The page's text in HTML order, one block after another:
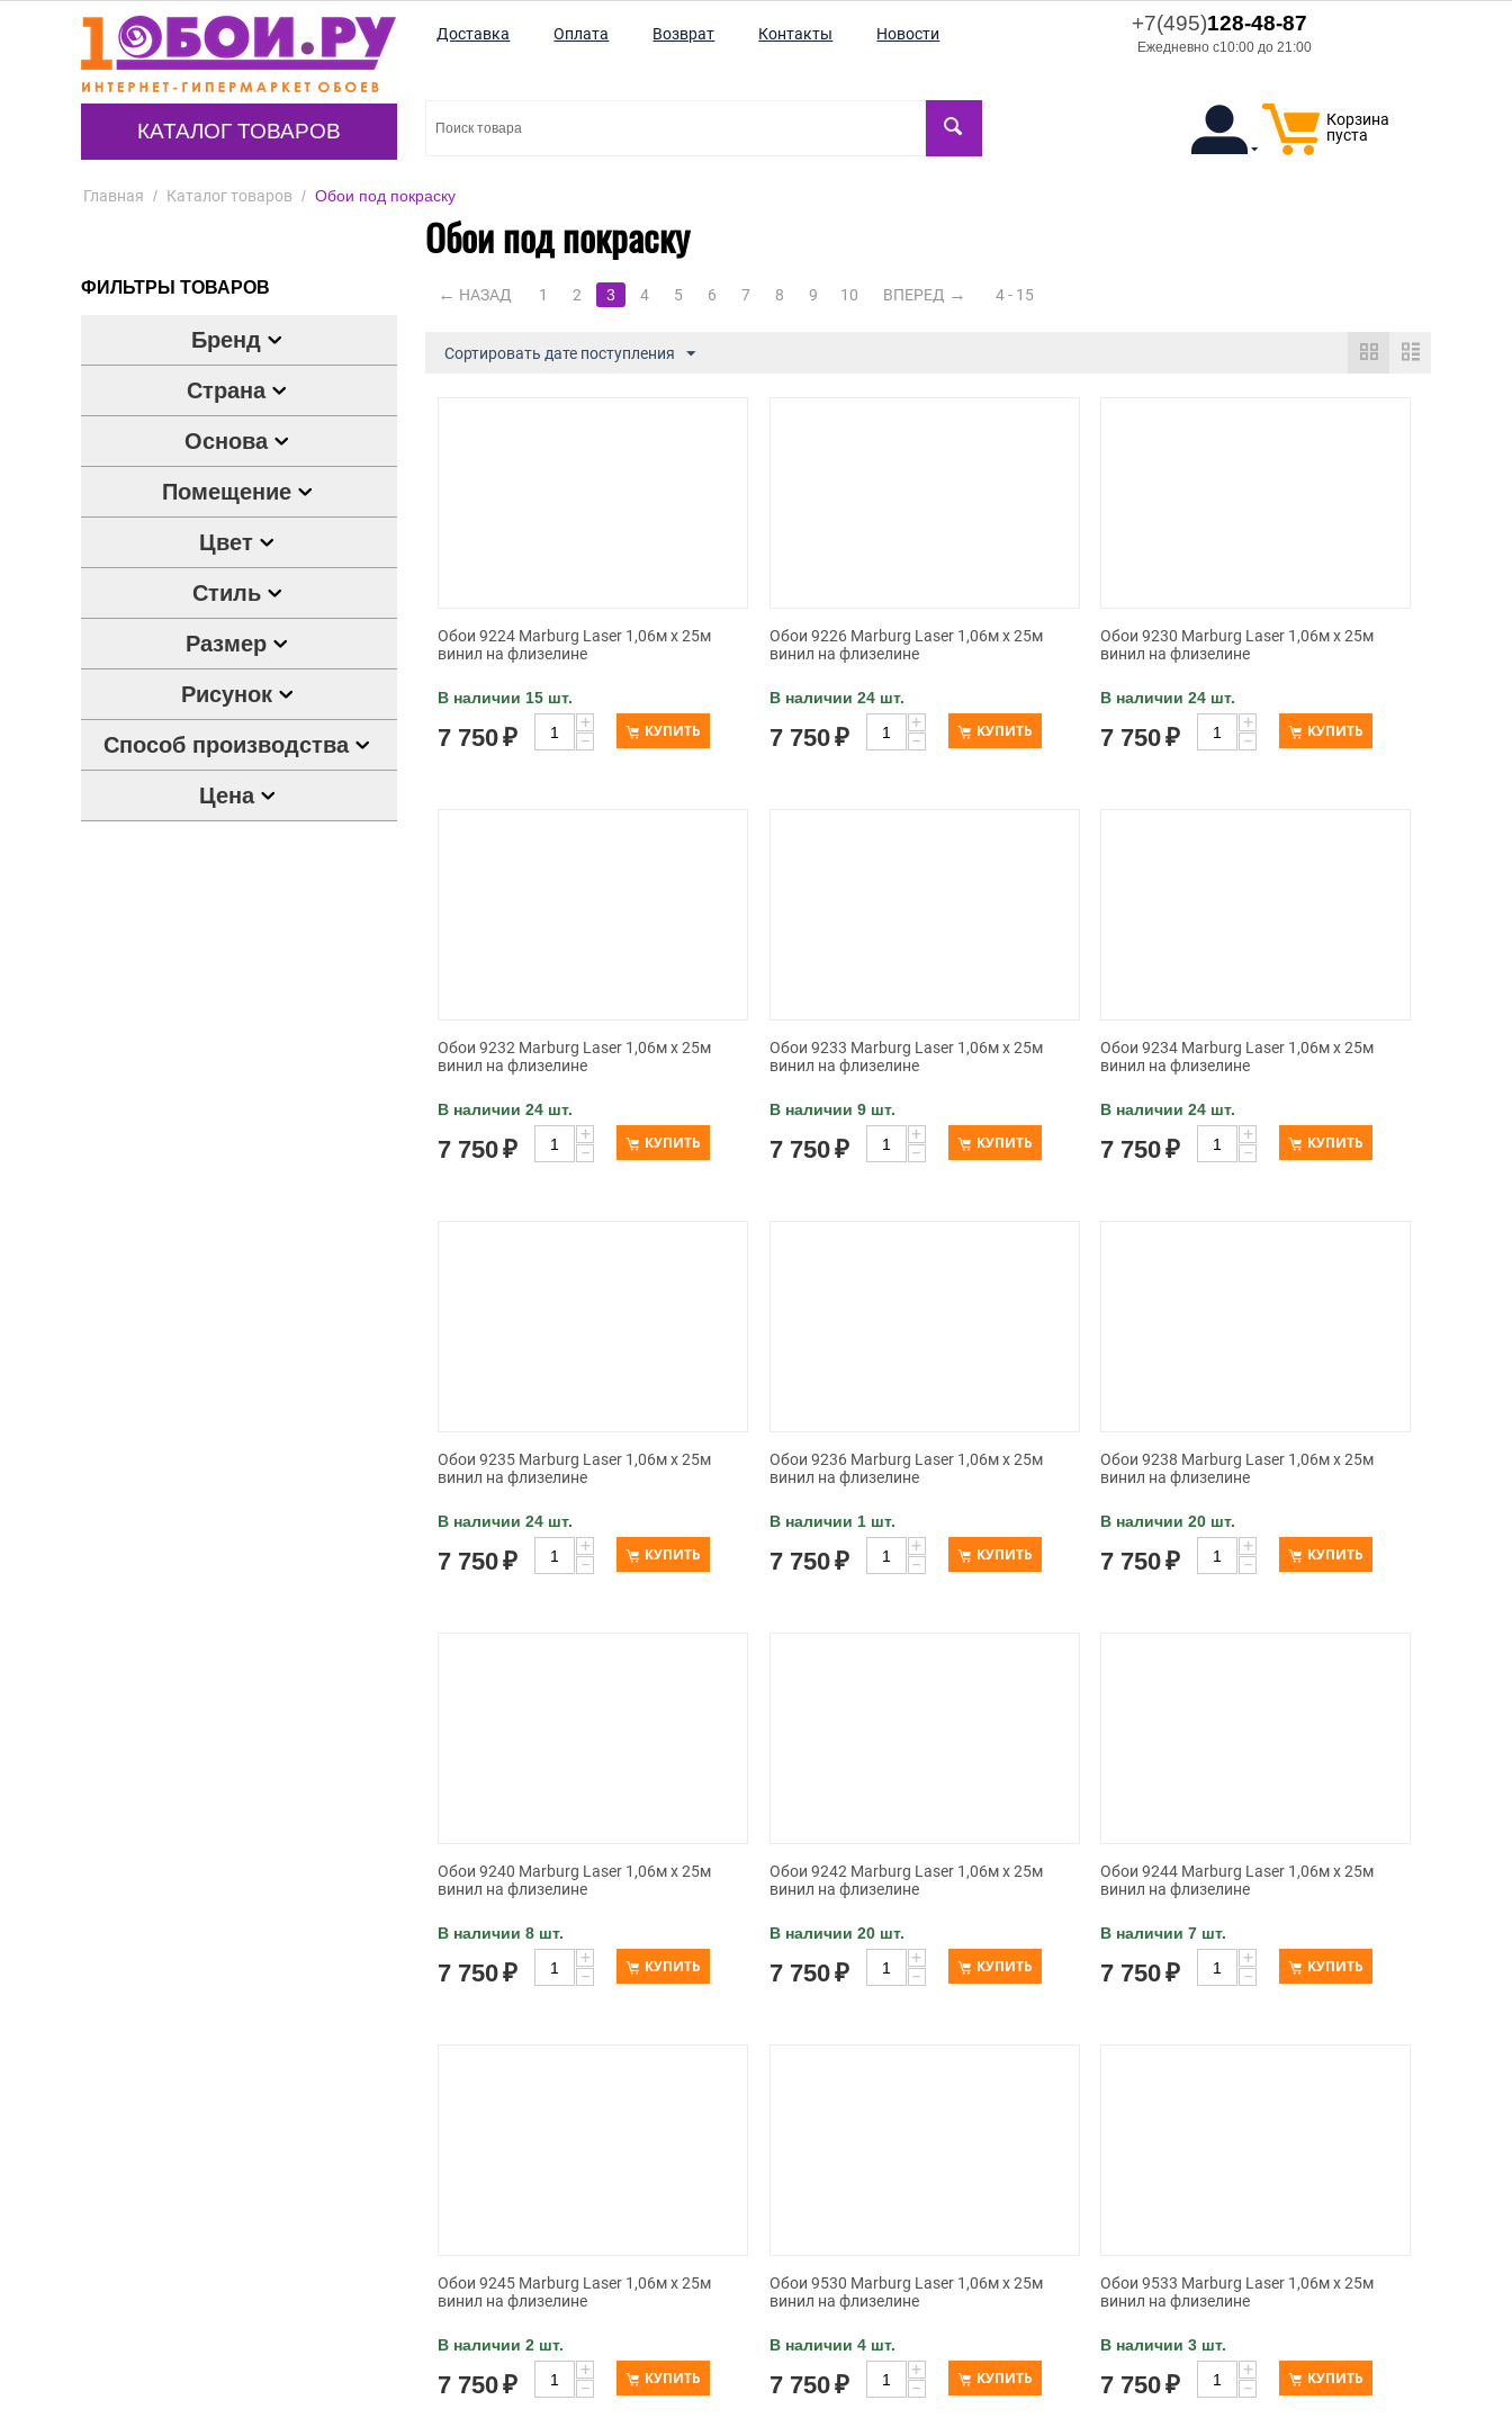
КАТАЛОГ ТОВАРОВ
Доставка Оплата Возврат Контакты Новости +7(495)128-48-87
Ежедневно с10:00 до 21:00
Корзина
пуста
Главная / Каталог товаров / Обои под покраску
ФИЛЬТРЫ ТОВАРОВ
Бренд
Страна
Основа
Помещение
Цвет
Стиль
Размер
Рисунок
Способ производства
Цена
Обои под покраску
НАЗАД 1 2 3 4 5 6 7 8 9 10 ВПЕРЕД 4 - 15
Сортировать дате поступления
Обои 9224 Marburg Laser 1,06м x 25м
винил на флизелине
В наличии 15 шт.
7 750₽
+
−
КУПИТЬ
Обои 9226 Marburg Laser 1,06м x 25м
винил на флизелине
В наличии 24 шт.
7 750₽
+
−
КУПИТЬ
Обои 9230 Marburg Laser 1,06м x 25м
винил на флизелине
В наличии 24 шт.
7 750₽
+
−
КУПИТЬ
Обои 9232 Marburg Laser 1,06м x 25м
винил на флизелине
В наличии 24 шт.
7 750₽
+
−
КУПИТЬ
Обои 9233 Marburg Laser 1,06м x 25м
винил на флизелине
В наличии 9 шт.
7 750₽
+
−
КУПИТЬ
Обои 9234 Marburg Laser 1,06м x 25м
винил на флизелине
В наличии 24 шт.
7 750₽
+
−
КУПИТЬ
Обои 9235 Marburg Laser 1,06м x 25м
винил на флизелине
В наличии 24 шт.
7 750₽
+
−
КУПИТЬ
Обои 9236 Marburg Laser 1,06м x 25м
винил на флизелине
В наличии 1 шт.
7 750₽
+
−
КУПИТЬ
Обои 9238 Marburg Laser 1,06м x 25м
винил на флизелине
В наличии 20 шт.
7 750₽
+
−
КУПИТЬ
Обои 9240 Marburg Laser 1,06м x 25м
винил на флизелине
В наличии 8 шт.
7 750₽
+
−
КУПИТЬ
Обои 9242 Marburg Laser 1,06м x 25м
винил на флизелине
В наличии 20 шт.
7 750₽
+
−
КУПИТЬ
Обои 9244 Marburg Laser 1,06м x 25м
винил на флизелине
В наличии 7 шт.
7 750₽
+
−
КУПИТЬ
Обои 9245 Marburg Laser 1,06м x 25м
винил на флизелине
В наличии 2 шт.
7 750₽
+
−
КУПИТЬ
Обои 9530 Marburg Laser 1,06м x 25м
винил на флизелине
В наличии 4 шт.
7 750₽
+
−
КУПИТЬ
Обои 9533 Marburg Laser 1,06м x 25м
винил на флизелине
В наличии 3 шт.
7 750₽
+
−
КУПИТЬ